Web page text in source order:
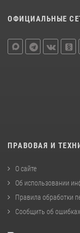
ОФИЦИАЛЬНЫЕ
ПРАВОВАЯ И
О сайте
Об использовании
Правила обработки
Сообщить об ошибках